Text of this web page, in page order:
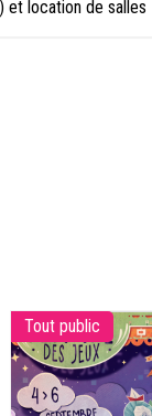
et location de salles
Tout public